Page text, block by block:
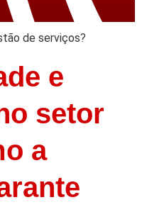
de serviços?
e
setor
a